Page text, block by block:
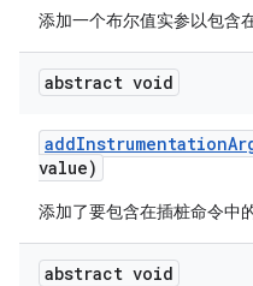
添加一个布尔值实参以包含
abstract void
addInstrumentation
value)
添加了要包含在插桩命令中
abstract void